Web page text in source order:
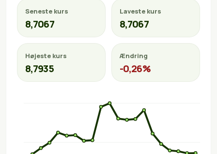
Seneste kurs
8,7067
Laveste kurs
8,7067
Højeste kurs
8,7935
Ændring
-0,26%